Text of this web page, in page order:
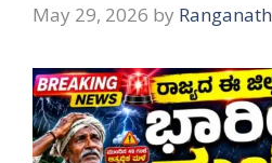
May 29, 2026 by Ranganath